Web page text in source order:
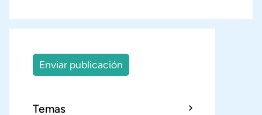
Enviar publicación
Temas